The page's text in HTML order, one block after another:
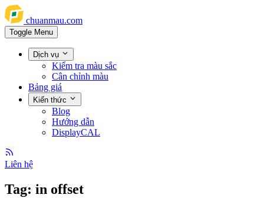
chuanmau.com
Toggle Menu
Dịch vụ
Kiểm tra màu sắc
Cân chỉnh màu
Bảng giá
Kiến thức
Blog
Hướng dẫn
DisplayCAL
Liên hệ
Tag: in offset